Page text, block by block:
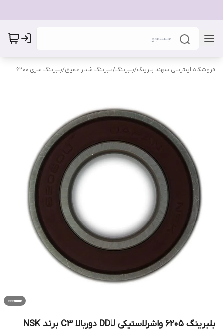
فروشگاه اینترنتی سهند بیرینگ/بلبرینگ/بلبرینگ شیار عمیق/بلبرینگ سری 6200
بلبرینگ 6205 واشرلاستیکی DDU دوربالا C3 برند NSK